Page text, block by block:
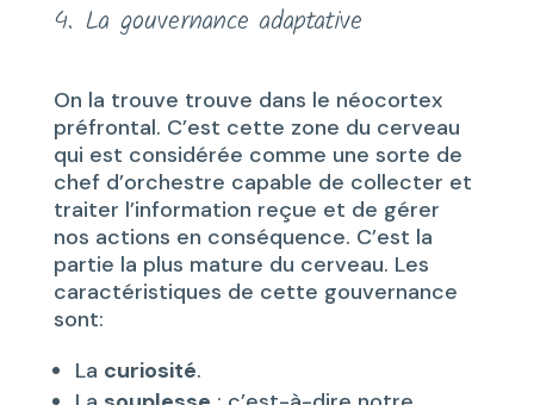
4. La gouvernance adaptative
On la trouve trouve dans le néocortex
préfrontal. C’est cette zone du cerveau
qui est considérée comme une sorte de
chef d’orchestre capable de collecter et
traiter l’information reçue et de gérer
nos actions en conséquence. C’est la
partie la plus mature du cerveau. Les
caractéristiques de cette gouvernance
sont:
La curiosité.